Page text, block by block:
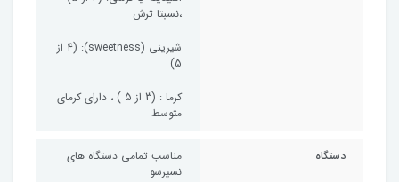
،نسبتا ترش
شیرینی (sweetness): (4 از
5)
کرما : (3 از 5 ) ، دارای کرمای
متوسط
دستگاه
مناسب تمامی دستگاه های
نسپرسو